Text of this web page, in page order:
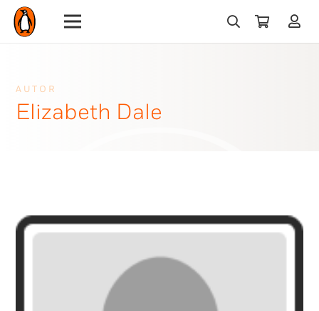
AUTOR
Elizabeth Dale